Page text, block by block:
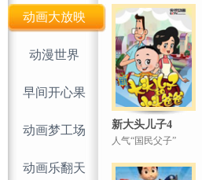
动画大放映
动漫世界
早间开心果
动画梦工场
动画乐翻天
新大头儿子4
人气“国民父子”